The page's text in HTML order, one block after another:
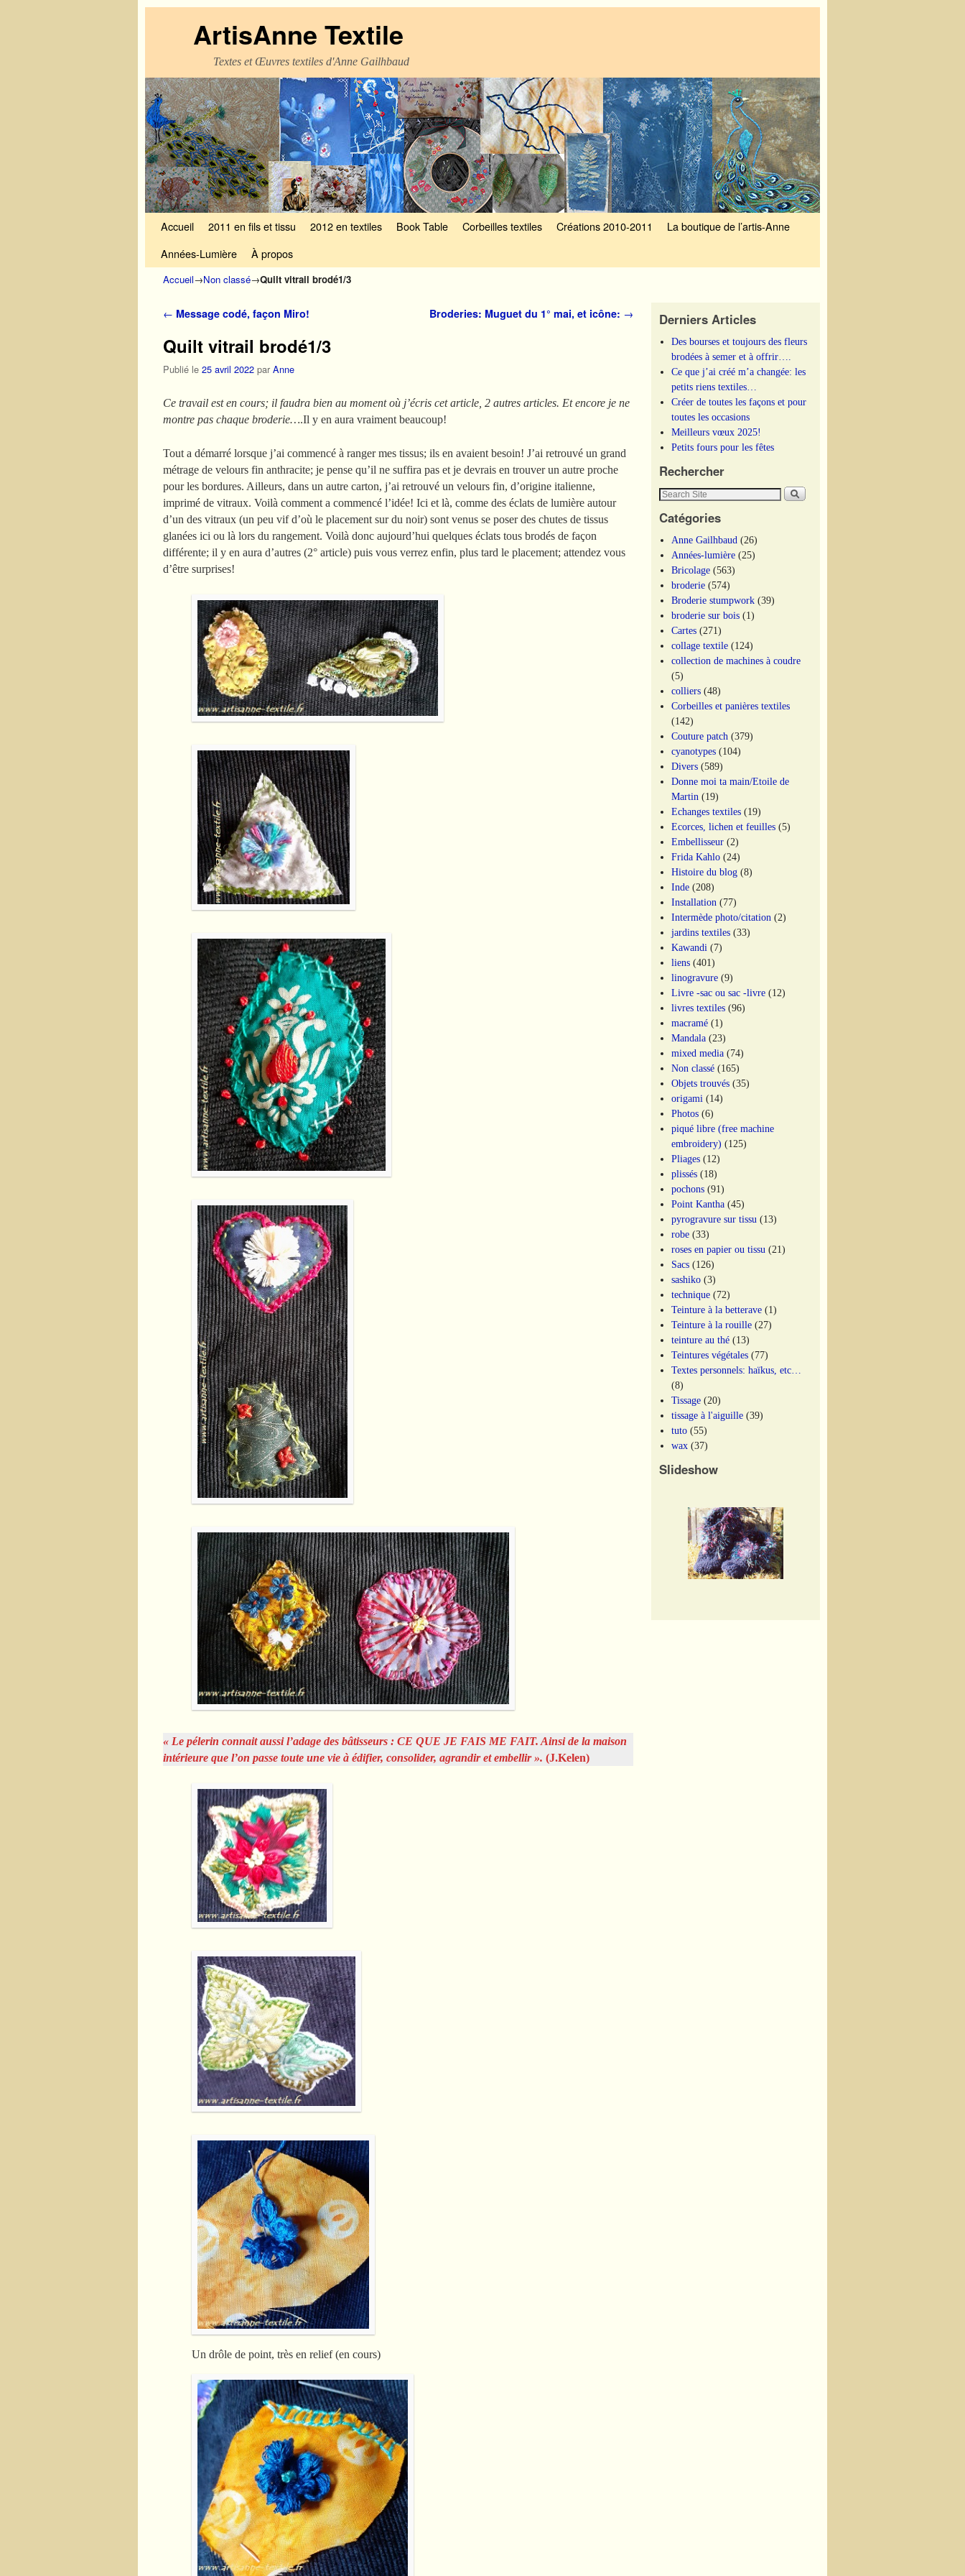
ArtisAnne Textile
Textes et Œuvres textiles d'Anne Gailhbaud
Accueil 2011 en fils et tissu 2012 en textiles Book Table Corbeilles textiles Créations 2010-2011
La boutique de l’artis-Anne
Années-Lumière
À propos
Accueil→Non classé→Quilt vitrail brodé1/3
Navigation des articles
← Message codé, façon Miro! Broderies: Muguet du 1° mai, et icône: →
Quilt vitrail brodé1/3
Publié le 25 avril 2022 par Anne
Ce travail est en cours; il faudra bien au moment où j’écris cet article, 2 autres articles. Et encore je ne
montre pas chaque broderie….Il y en aura vraiment beaucoup!
Tout a démarré lorsque j’ai commencé à ranger mes tissus; ils en avaient besoin! J’ai retrouvé un grand
métrage de velours fin anthracite; je pense qu’il ne suffira pas et je devrais en trouver un autre proche
pour les bordures. Ailleurs, dans un autre carton, j’ai retrouvé un velours fin, d’origine italienne,
imprimé de vitraux. Voilà comment a commencé l’idée! Ici et là, comme des éclats de lumière autour
d’un des vitraux (un peu vif d’où le placement sur du noir) sont venus se poser des chutes de tissus
glanées ici ou là lors du rangement. Voilà donc aujourd’hui quelques éclats tous brodés de façon
différente; il y en aura d’autres (2° article) puis vous verrez enfin, plus tard le placement; attendez vous
d’être surprises!
« Le pélerin connait aussi l’adage des bâtisseurs : CE QUE JE FAIS ME FAIT. Ainsi de la maison
intérieure que l’on passe toute une vie à édifier, consolider, agrandir et embellir ». (J.Kelen)
Un drôle de point, très en relief (en cours)
Derniers Articles
Des bourses et toujours des fleurs
brodées à semer et à offrir….
Ce que j’ai créé m’a changée: les
petits riens textiles…
Créer de toutes les façons et pour
toutes les occasions
Meilleurs vœux 2025!
Petits fours pour les fêtes
Rechercher
Catégories
Anne Gailhbaud (26)
Années-lumière (25)
Bricolage (563)
broderie (574)
Broderie stumpwork (39)
broderie sur bois (1)
Cartes (271)
collage textile (124)
collection de machines à coudre
(5)
colliers (48)
Corbeilles et panières textiles
(142)
Couture patch (379)
cyanotypes (104)
Divers (589)
Donne moi ta main/Etoile de
Martin (19)
Echanges textiles (19)
Ecorces, lichen et feuilles (5)
Embellisseur (2)
Frida Kahlo (24)
Histoire du blog (8)
Inde (208)
Installation (77)
Intermède photo/citation (2)
jardins textiles (33)
Kawandi (7)
liens (401)
linogravure (9)
Livre -sac ou sac -livre (12)
livres textiles (96)
macramé (1)
Mandala (23)
mixed media (74)
Non classé (165)
Objets trouvés (35)
origami (14)
Photos (6)
piqué libre (free machine
embroidery) (125)
Pliages (12)
plissés (18)
pochons (91)
Point Kantha (45)
pyrogravure sur tissu (13)
robe (33)
roses en papier ou tissu (21)
Sacs (126)
sashiko (3)
technique (72)
Teinture à la betterave (1)
Teinture à la rouille (27)
teinture au thé (13)
Teintures végétales (77)
Textes personnels: haïkus, etc…
(8)
Tissage (20)
tissage à l'aiguille (39)
tuto (55)
wax (37)
Slideshow